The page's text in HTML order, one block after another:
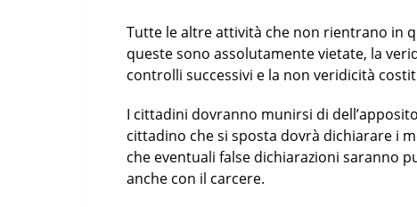
Tutte le altre attività che non rientrano in
queste sono assolutamente vietate, la
controlli successivi e la non veridicità
I cittadini dovranno munirsi di
cittadino che si sposta dovrà dichiarare i
che eventuali false dichiarazioni saranno
anche con il carcere.